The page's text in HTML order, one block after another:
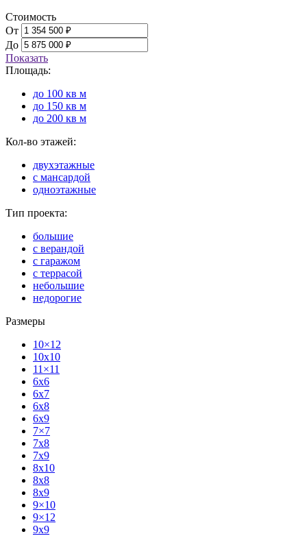
Стоимость
От
До
Показать
Площадь:
до 100 кв м
до 150 кв м
до 200 кв м
Кол-во этажей:
двухэтажные
с мансардой
одноэтажные
Тип проекта:
большие
с верандой
с гаражом
с террасой
небольшие
недорогие
Размеры
10×12
10x10
11×11
6x6
6x7
6x8
6x9
7×7
7x8
7x9
8x10
8x8
8x9
9×10
9×12
9x9